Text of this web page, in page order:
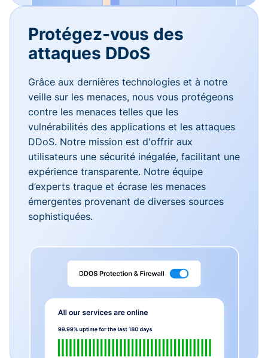
Protégez-vous des
attaques DDoS
Grâce aux dernières technologies et à notre
veille sur les menaces, nous vous protégeons
contre les menaces telles que les
vulnérabilités des applications et les attaques
DDoS. Notre mission est d'offrir aux
utilisateurs une sécurité inégalée, facilitant une
expérience transparente. Notre équipe
d’experts traque et écrase les menaces
émergentes provenant de diverses sources
sophistiquées.